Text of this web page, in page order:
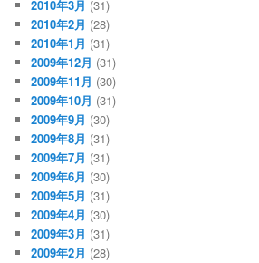
2010年3月 (31)
2010年2月 (28)
2010年1月 (31)
2009年12月 (31)
2009年11月 (30)
2009年10月 (31)
2009年9月 (30)
2009年8月 (31)
2009年7月 (31)
2009年6月 (30)
2009年5月 (31)
2009年4月 (30)
2009年3月 (31)
2009年2月 (28)